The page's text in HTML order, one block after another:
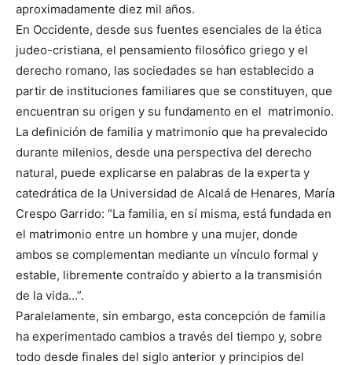
aproximadamente diez mil años.
En Occidente, desde sus fuentes esenciales de la ética
judeo-cristiana, el pensamiento filosófico griego y el
derecho romano, las sociedades se han establecido a
partir de instituciones familiares que se constituyen, que
encuentran su origen y su fundamento en el matrimonio.
La definición de familia y matrimonio que ha prevalecido
durante milenios, desde una perspectiva del derecho
natural, puede explicarse en palabras de la experta y
catedrática de la Universidad de Alcalá de Henares, María
Crespo Garrido: “La familia, en sí misma, está fundada en
el matrimonio entre un hombre y una mujer, donde
ambos se complementan mediante un vínculo formal y
estable, libremente contraído y abierto a la transmisión
de la vida…”.
Paralelamente, sin embargo, esta concepción de familia
ha experimentado cambios a través del tiempo y, sobre
todo desde finales del siglo anterior y principios del